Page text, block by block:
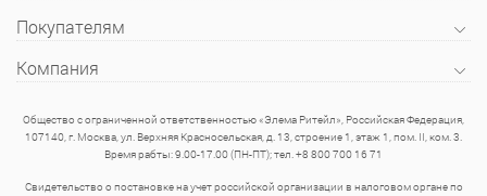
Покупателям
Компания
Общество с ограниченной ответственностью «Элема Ритейл», Российская Федерация,
107140, г. Москва, ул. Верхняя Красносельская, д. 13, строение 1, этаж 1, пом. II, ком. 3.
Время рабты: 9.00-17.00 (ПН-ПТ); тел. +8 800 700 16 71
Свидетельство о постановке на учет российской организации в налоговом органе по